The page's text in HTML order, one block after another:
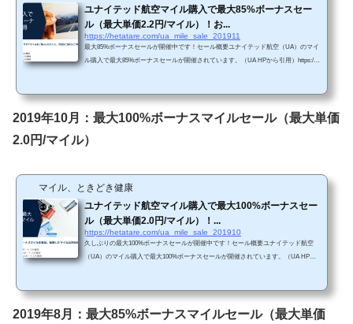
ユナイテッド航空マイル購入で最大85%ボーナスセー
ル（最大単価2.2円/マイル）！お...
https://hetatare.com/ua_mile_sale_201911
最大85%ボーナスセールが開催中です！セール概要ユナイテッド航空（UA）のマイ
ル購入で最大85%ボーナスセールが開催されています。（UA HPから引用）https://b
ナス率は悪くないと思います。 Chromeで「リダイレクトが繰り返し行われまし
た」というエラーが生じてしまったら、以下の方法を試してみて下さい。 単価購入
2019年10月：最大100%ボーナスマイルセール（最大単価
2.0円/マイル）
マイル、ときどき健康
ユナイテッド航空マイル購入で最大100%ボーナスセー
ル（最大単価2.0円/マイル）！...
https://hetatare.com/ua_mile_sale_201910
久しぶりの最大100%ボーナスセールが開催中です！セール概要ユナイテッド航空
（UA）のマイル購入で最大100%ボーナスセールが開催されています。（UA HPか
ん。 Chromeで「リダイレクトが繰り返し行われました」というエラーが生じてし
まったら、以下の方法を試してみて下さい。 単価購入マイルによってボーナス割合
2019年8月：最大85%ボーナスマイルセール（最大単価